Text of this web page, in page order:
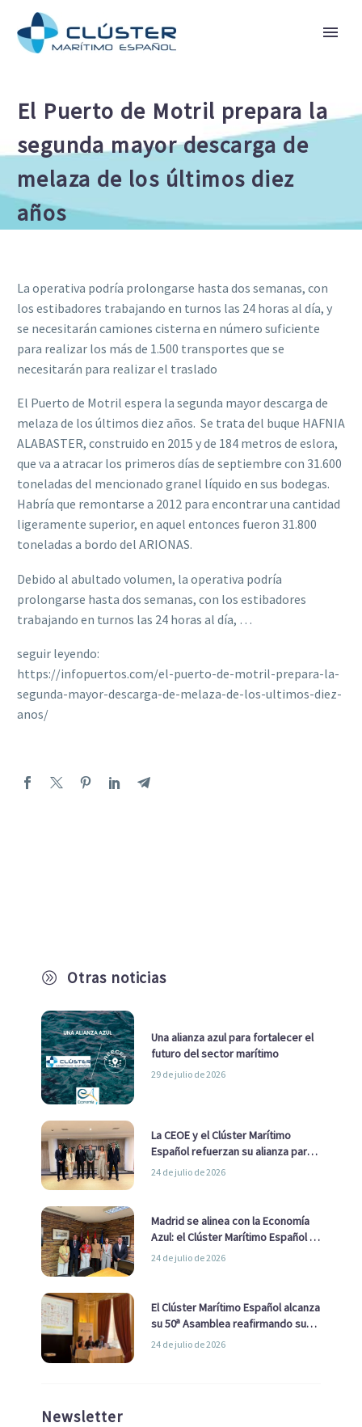
El Puerto de Motril prepara la
segunda mayor descarga de
melaza de los últimos diez
años
A Otras noticias
Una alianza azul para fortalecer el
futuro del sector marítimo
29 de julio de 2026
La CEOE y el Clúster Marítimo
Español refuerzan su alianza para
impulsar una estrategia Nacional
24 de julio de 2026
Madrid se alinea con la Economía
Azul: el Clúster Marítimo Español y
la Real Liga Naval avanzan alianzas
24 de julio de 2026
El Clúster Marítimo Español alcanza
su 50ª Asamblea reafirmando su
liderazgo en la Economía Azul
24 de julio de 2026
Newsletter
La operativa podría prolongarse hasta dos semanas, con
los estibadores trabajando en turnos las 24 horas al día, y
se necesitarán camiones cisterna en número suficiente
para realizar los más de 1.500 transportes que se
necesitarán para realizar el traslado
El Puerto de Motril espera la segunda mayor descarga de
melaza de los últimos diez años. Se trata del buque HAFNIA
ALABASTER, construido en 2015 y de 184 metros de eslora,
que va a atracar los primeros días de septiembre con 31.600
toneladas del mencionado granel líquido en sus bodegas.
Habría que remontarse a 2012 para encontrar una cantidad
ligeramente superior, en aquel entonces fueron 31.800
toneladas a bordo del ARIONAS.
Debido al abultado volumen, la operativa podría
prolongarse hasta dos semanas, con los estibadores
trabajando en turnos las 24 horas al día, …
seguir leyendo:
https://infopuertos.com/el-puerto-de-motril-prepara-la-
segunda-mayor-descarga-de-melaza-de-los-ultimos-diez-
anos/